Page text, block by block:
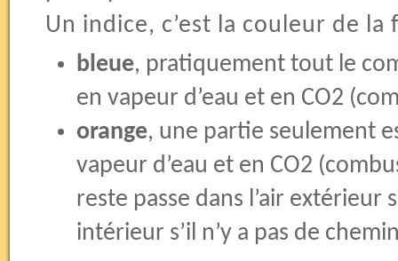
Un indice, c’est la couleur de la
bleue, pratiquement tout le
en vapeur d’eau et en CO2
orange, une partie seulement
vapeur d’eau et en CO2
reste passe dans l’air extérieur
intérieur s’il n’y a pas de